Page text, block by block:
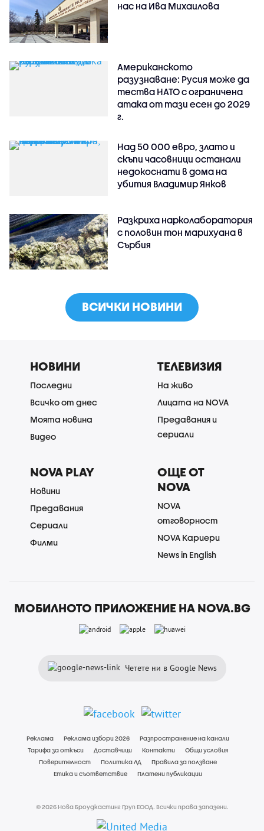
нас на Ива Михаилова
Американското
разузнаване: Русия може да
тества НАТО с ограничена
атака от тази есен до 2029
г.
Над 50 000 евро, злато и
скъпи часовници останали
недокоснати в дома на
убития Владимир Янков
Разкриха нарколаборатория
с половин тон марихуана в
Сърбия
ВСИЧКИ НОВИНИ
НОВИНИ
Последни
Всичко от днес
Моята новина
Видео
ТЕЛЕВИЗИЯ
На живо
Лицата на NOVA
Предавания и
сериали
NOVA PLAY
Новини
Предавания
Сериали
Филми
ОЩЕ ОТ
NOVA
NOVA
отговорност
NOVA Кариери
News in English
МОБИЛНОТО ПРИЛОЖЕНИЕ НА NOVA.BG
Четете ни в Google News
Реклама Реклама избори 2026
Разпространение на канали
Тарифа за откъси
Доставчици Контакти
Общи условия
Поверителност
Политика ЛД
Правила за ползване
Етика и съответствие
Платени публикации
© 2026 Нова Броудкастинг Груп ЕООД. Всички права запазени.